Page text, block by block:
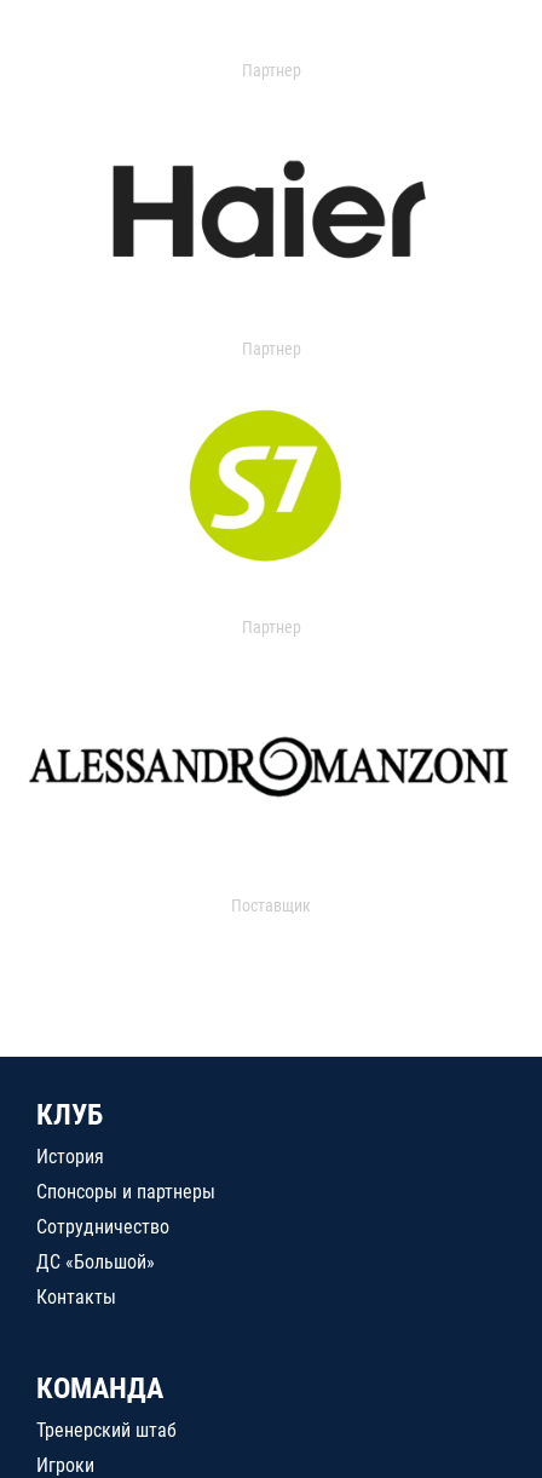
Партнер
Партнер
Партнер
Поставщик
КЛУБ
История
Спонсоры и партнеры
Сотрудничество
ДС «Большой»
Контакты
КОМАНДА
Тренерский штаб
Игроки